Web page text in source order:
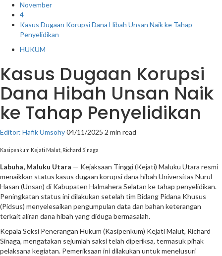
November
4
Kasus Dugaan Korupsi Dana Hibah Unsan Naik ke Tahap
Penyelidikan
HUKUM
Kasus Dugaan Korupsi
Dana Hibah Unsan Naik
ke Tahap Penyelidikan
Editor: Hafik Umsohy04/11/2025 2 min read
Kasipenkum Kejati Malut, Richard Sinaga
Labuha, Maluku Utara — Kejaksaan Tinggi (Kejati) Maluku Utara resmi
menaikkan status kasus dugaan korupsi dana hibah Universitas Nurul
Hasan (Unsan) di Kabupaten Halmahera Selatan ke tahap penyelidikan.
Peningkatan status ini dilakukan setelah tim Bidang Pidana Khusus
(Pidsus) menyelesaikan pengumpulan data dan bahan keterangan
terkait aliran dana hibah yang diduga bermasalah.
Kepala Seksi Penerangan Hukum (Kasipenkum) Kejati Malut, Richard
Sinaga, mengatakan sejumlah saksi telah diperiksa, termasuk pihak
pelaksana kegiatan. Pemeriksaan ini dilakukan untuk menelusuri